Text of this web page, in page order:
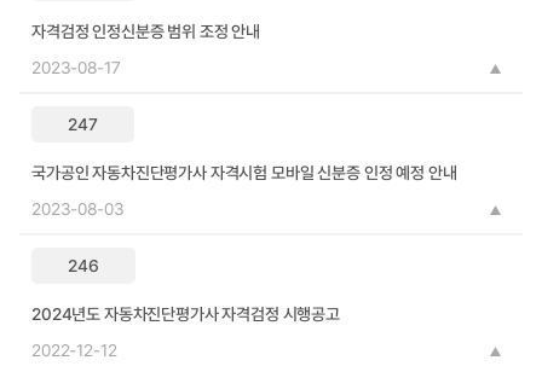
자격검정 인정신분증 범위 조정 안내
2023-08-17
247
국가공인 자동차진단평가사 자격시험 모바일 신분증 인정 예정 안내
2023-08-03
246
2024년도 자동차진단평가사 자격검정 시행공고
2022-12-12